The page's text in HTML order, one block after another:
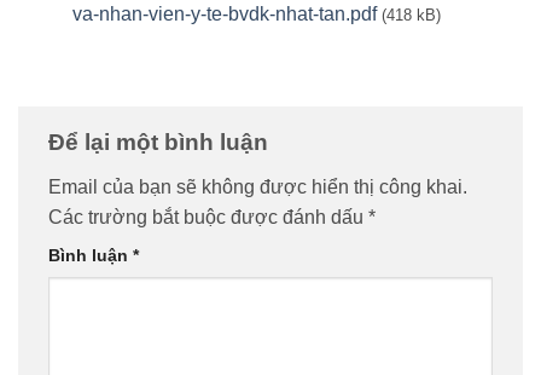
va-nhan-vien-y-te-bvdk-nhat-tan.pdf (418 kB)
Để lại một bình luận
Email của bạn sẽ không được hiển thị công khai.
Các trường bắt buộc được đánh dấu *
Bình luận *